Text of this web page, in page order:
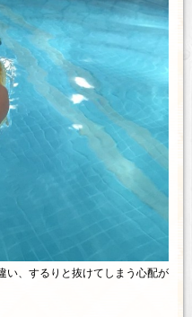
い、するりと抜けてしまう心配が